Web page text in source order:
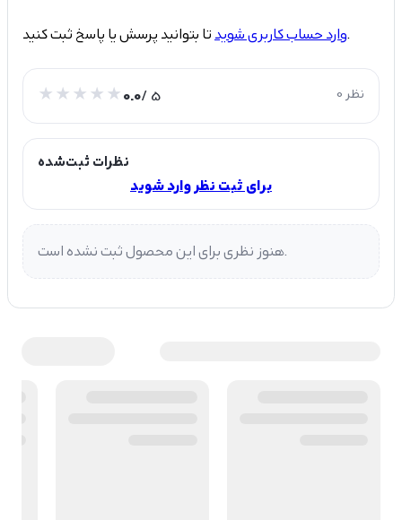
وارد حساب کاربری شویدتا بتوانید پرسش یا پاسخ ثبت کنید.
0.0/ 5 0 نظر
نظرات ثبت‌شده
برای ثبت نظر وارد شوید
هنوز نظری برای این محصول ثبت نشده است.